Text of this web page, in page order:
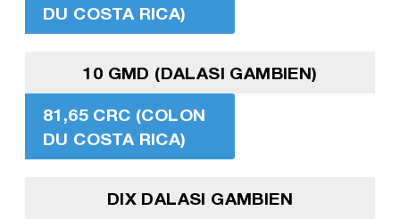
DU COSTA RICA)
10 GMD (DALASI GAMBIEN)
81,65 CRC (COLON
DU COSTA RICA)
DIX DALASI GAMBIEN